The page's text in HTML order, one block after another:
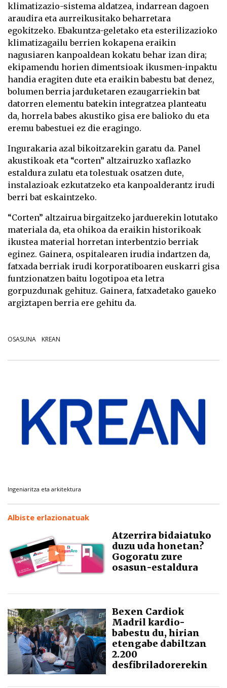
klimatizazio-sistema aldatzea, indarrean dagoen
araudira eta aurreikusitako beharretara
egokitzeko. Ebakuntza-geletako eta esterilizazioko
klimatizagailu berrien kokapena eraikin
nagusiaren kanpoaldean kokatu behar izan dira;
ekipamendu horien dimentsioak ikusmen-inpaktu
handia eragiten dute eta eraikin babestu bat denez,
bolumen berria jarduketaren ezaugarriekin bat
datorren elementu batekin integratzea planteatu
da, horrela babes akustiko gisa ere balioko du eta
eremu babestuei ez die eragingo.
Ingurakaria azal bikoitzarekin garatu da. Panel
akustikoak eta “corten” altzairuzko xaflazko
estaldura zulatu eta tolestuak osatzen dute,
instalazioak ezkutatzeko eta kanpoalderantz irudi
berri bat eskaintzeko.
“Corten” altzairua birgaitzeko jarduerekin lotutako
materiala da, eta ohikoa da eraikin historikoak
ikustea material horretan interbentzio berriak
eginez. Gainera, ospitalearen irudia indartzen da,
fatxada berriak irudi korporatiboaren euskarri gisa
funtzionatzen baitu logotipoa eta letra
gorpuzdunak gehituz. Gainera, fatxadetako gaueko
argiztapen berria ere gehitu da.
OSASUNA KREAN
Ingeniaritza eta arkitektura
Albiste erlazionatuak
Atzerrira bidaiatuko
duzu uda honetan?
Gogoratu zure
osasun-estaldura
Bexen Cardiok
Madril kardio-
babestu du, hirian
etengabe dabiltzan
2.200
desfibriladorerekin